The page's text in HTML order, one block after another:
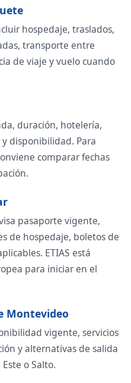
hospedaje, traslados,
transporte entre
de viaje y vuelo cuando
duración, hotelería,
disponibilidad. Para
comparar fechas
pasaporte vigente,
de hospedaje, boletos de
ETIAS está
para iniciar en el
Montevideo
vigente, servicios
y alternativas de salida
o Salto.